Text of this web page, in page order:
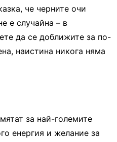
че черните очи
е случайна – в
да се доближите за по-
наистина никога няма
за най-големите
енергия и желание за